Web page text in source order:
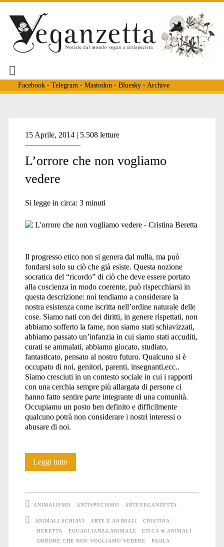
Facebook- Telegram - Mastodon - Bluesky- Archive
<span>orrore
che
non
vogliamo
vedere</span>
15 Aprile, 2014 | 5.508 letture
L’orrore che non vogliamo
vedere
Si legge in circa: 3 minuti
Il progresso etico non si genera dal nulla, ma può
fondarsi solo su ciò che già esiste. Questa nozione
socratica del “ricordo” di ciò che deve essere portato
alla coscienza in modo coerente, può rispecchiarsi in
questa descrizione: noi tendiamo a considerare la
nostra esistenza come iscritta nell’ordine naturale delle
cose. Siamo nati con dei diritti, in genere rispettati, non
abbiamo sofferto la fame, non siamo stati schiavizzati,
abbiamo passato un’infanzia in cui siamo stati accuditi,
curati se ammalati, abbiamo giocato, studiato,
fantasticato, pensato al nostro futuro. Qualcuno si è
occupato di noi, genitori, parenti, insegnanti,ecc..
Siamo cresciuti in un contesto sociale in cui i rapporti
con una cerchia sempre più allargata di persone ci
hanno fatto sentire parte integrante di una comunità.
Occupiamo un posto ben definito e difficilmente
qualcuno potrà non considerare i nostri interessi o
abusare di noi.
Leggi tuttoL’orrore
vedere
ANIMALISMO ANTISPECISMO ARTEVEGANZETTA
ANIMALI SCHIAVI ARTE E ANIMALI
CRISTINA
BERETTA
EGUAGLIANZA ANIMALE
ETICA & ANIMALI
ORRORE CHE NON VOGLIAMO VEDERE
PAOLA